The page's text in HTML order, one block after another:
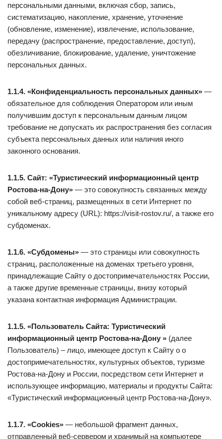
персональными данными, включая сбор, запись,
систематизацию, накопление, хранение, уточнение
(обновление, изменение), извлечение, использование,
передачу (распространение, предоставление, доступ),
обезличивание, блокирование, удаление, уничтожение
персональных данных.
1.1.4. «Конфиденциальность персональных данных» —
обязательное для соблюдения Оператором или иным
получившим доступ к персональным данным лицом
требование не допускать их распространения без согласия
субъекта персональных данных или наличия иного
законного основания.
1.1.5. Сайт: «Туристический информационный центр
Ростова-на-Дону» — это совокупность связанных между
собой веб-страниц, размещенных в сети Интернет по
уникальному адресу (URL): https://visit-rostov.ru/, а также его
субдоменах.
1.1.6. «Субдомены» — это страницы или совокупность
страниц, расположенные на доменах третьего уровня,
принадлежащие Сайту о достопримечательностях России,
а также другие временные страницы, внизу который
указана контактная информация Администрации.
1.1.5. «Пользователь Сайта: Туристический
информационный центр Ростова-на-Дону » (далее
Пользователь) – лицо, имеющее доступ к Сайту о о
достопримечательностях, культурных объектов, туризме
Ростова-на-Дону и России, посредством сети Интернет и
использующее информацию, материалы и продукты Сайта:
«Туристический информационный центр Ростова-на-Дону».
1.1.7. «Cookies» — небольшой фрагмент данных,
отправленный веб-сервером и хранимый на компьютере